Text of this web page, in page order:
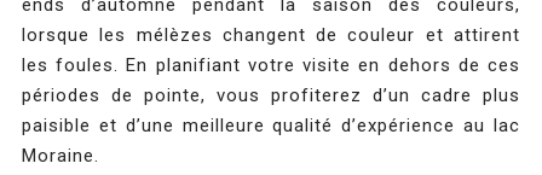
ends d’automne pendant la saison des couleurs,
lorsque les mélèzes changent de couleur et attirent
les foules. En planifiant votre visite en dehors de ces
périodes de pointe, vous profiterez d’un cadre plus
paisible et d’une meilleure qualité d’expérience au lac
Moraine.